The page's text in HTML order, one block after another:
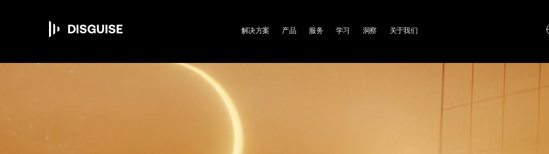
内
Main
navigation
解决方案 产品 服务 学习 洞察 关于我们